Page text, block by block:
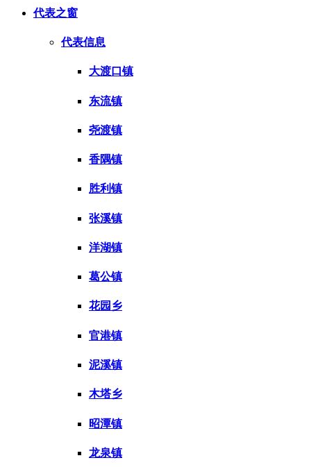
代表之窗
代表信息
大渡口镇
东流镇
尧渡镇
香隅镇
胜利镇
张溪镇
洋湖镇
葛公镇
花园乡
官港镇
泥溪镇
木塔乡
昭潭镇
龙泉镇